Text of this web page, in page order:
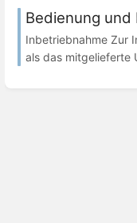
Bedienung und
Inbetriebnahme Zur
als das mitgelieferte